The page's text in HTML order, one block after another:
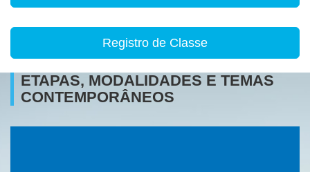
Registro de Classe
ETAPAS, MODALIDADES E TEMAS
CONTEMPORÂNEOS